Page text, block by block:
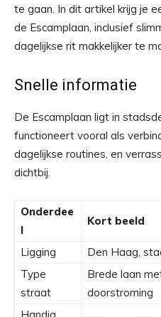
te gaan. In dit artikel krijg je
de Escamplaan, inclusief
dagelijkse rit makkelijker te
Snelle informatie
De Escamplaan ligt in
functioneert vooral als
dagelijkse routines, en
dichtbij.
Onderdee
l
Kort beeld
Ligging
Den Haag,
Type
straat
Brede laan
doorstroming